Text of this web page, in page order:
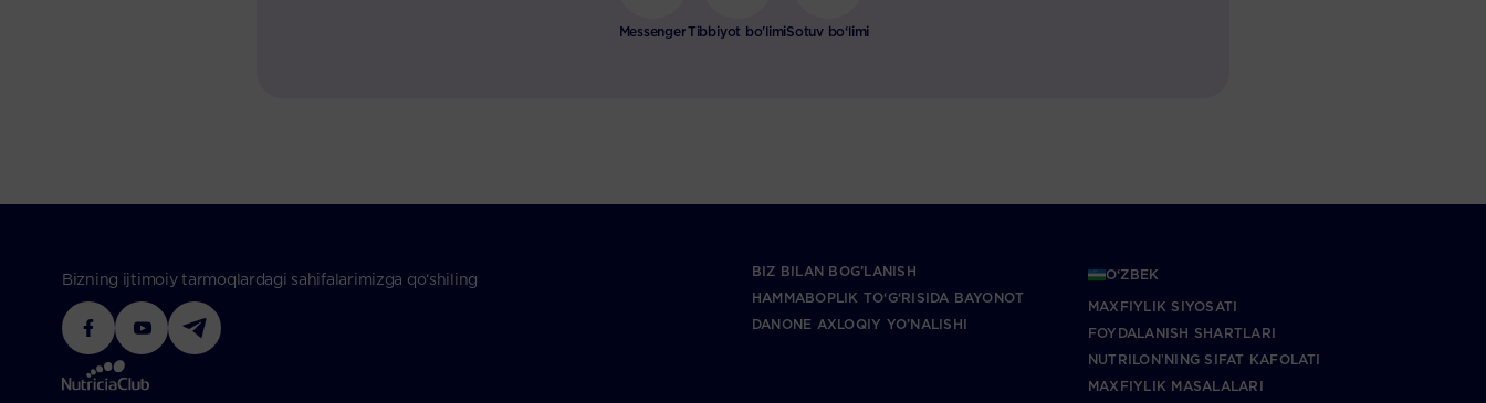
MessengerTibbiyot bo'limiSotuv bo‘limi
Bizning ijtimoiy tarmoqlardagi sahifalarimizga qo‘shiling
BIZ BILAN BOG’LANISH
HAMMABOPLIK TO‘G‘RISIDA BAYONOT
DANONE AXLOQIY YO’NALISHI
O‘ZBEK
MAXFIYLIK SIYOSATI
FOYDALANISH SHARTLARI
NUTRILONʼNING SIFAT KAFOLATI
MAXFIYLIK MASALALARI